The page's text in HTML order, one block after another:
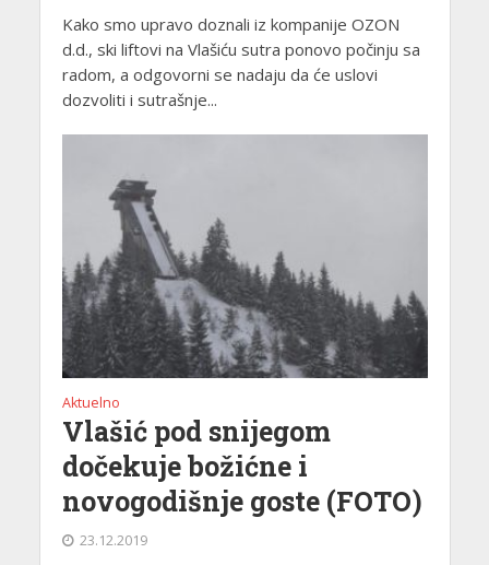
Kako smo upravo doznali iz kompanije OZON
d.d., ski liftovi na Vlašiću sutra ponovo počinju sa
radom, a odgovorni se nadaju da će uslovi
dozvoliti i sutrašnje...
Aktuelno
Vlašić pod snijegom
dočekuje božićne i
novogodišnje goste (FOTO)
23.12.2019